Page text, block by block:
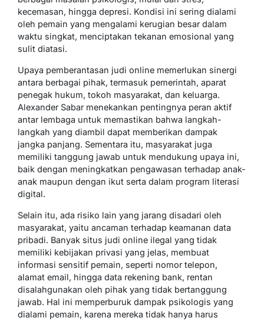
kecemasan, hingga depresi. Kondisi ini sering dialami
oleh pemain yang mengalami kerugian besar dalam
waktu singkat, menciptakan tekanan emosional yang
sulit diatasi.
Upaya pemberantasan judi online memerlukan sinergi
antara berbagai pihak, termasuk pemerintah, aparat
penegak hukum, tokoh masyarakat, dan keluarga.
Alexander Sabar menekankan pentingnya peran aktif
antar lembaga untuk memastikan bahwa langkah-
langkah yang diambil dapat memberikan dampak
jangka panjang. Sementara itu, masyarakat juga
memiliki tanggung jawab untuk mendukung upaya ini,
baik dengan meningkatkan pengawasan terhadap anak-
anak maupun dengan ikut serta dalam program literasi
digital.
Selain itu, ada risiko lain yang jarang disadari oleh
masyarakat, yaitu ancaman terhadap keamanan data
pribadi. Banyak situs judi online ilegal yang tidak
memiliki kebijakan privasi yang jelas, membuat
informasi sensitif pemain, seperti nomor telepon,
alamat email, hingga data rekening bank, rentan
disalahgunakan oleh pihak yang tidak bertanggung
jawab. Hal ini memperburuk dampak psikologis yang
dialami pemain, karena mereka tidak hanya harus